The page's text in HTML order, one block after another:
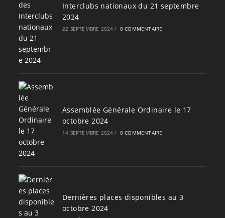
Interclubs nationaux du 21 septembre
2024
22 SEPTEMBRE 2024 / 0 COMMENTAIRE
Assemblée Générale Ordinaire le 17
octobre 2024
14 SEPTEMBRE 2024 / 0 COMMENTAIRE
Dernières places disponibles au 3
octobre 2024